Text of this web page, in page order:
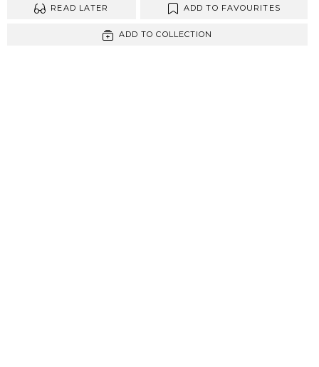
READ LATER ADD TO FAVOURITES
ADD TO COLLECTION